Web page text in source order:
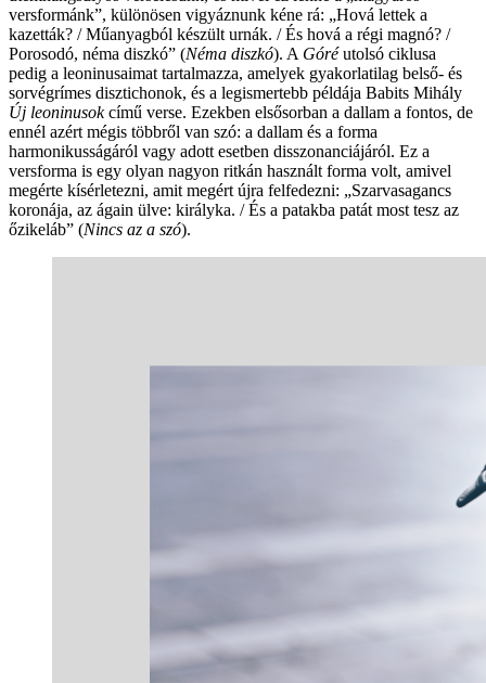
versformánk”, különösen vigyáznunk kéne rá: „Hová lettek a
kazetták? / Műanyagból készült urnák. / És hová a régi magnó? /
Porosodó, néma diszkó” (Néma diszkó). A Góréutolsó ciklusa
pedig a leoninusaimat tartalmazza, amelyek gyakorlatilag belső- és
sorvégrímes disztichonok, és a legismertebb példája Babits Mihály
Új leoninusokcímű verse. Ezekben elsősorban a dallam a fontos, de
ennél azért mégis többről van szó: a dallam és a forma
harmonikusságáról vagy adott esetben disszonanciájáról. Ez a
versforma is egy olyan nagyon ritkán használt forma volt, amivel
megérte kísérletezni, amit megért újra felfedezni: „Szarvasagancs
koronája, az ágain ülve: királyka. / És a patakba patát most tesz az
őzikeláb” (Nincs az a szó).